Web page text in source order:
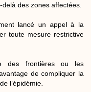
des zones affectées.
lancé un appel à la
toute mesure restrictive
des frontières ou les
de compliquer la
l’épidémie.